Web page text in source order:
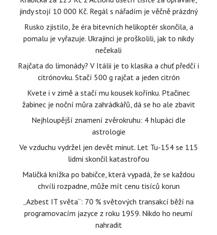
jindy stojí 10 000 Kč. Regál s nářadím je věčně prázdný
Rusko zjistilo, že éra bitevních helikoptér skončila, a
pomalu je vyřazuje. Ukrajinci je proškolili, jak to nikdy
nečekali
Rajčata do limonády? V Itálii je to klasika a chuť předčí i
citrónovku. Stačí 500 g rajčat a jeden citrón
Kvete i v zimě a stačí mu kousek kořínku. Ptačinec
žabinec je noční můra zahrádkářů, dá se ho ale zbavit
Nejhloupější znamení zvěrokruhu: 4 hlupáci dle
astrologie
Ve vzduchu vydržel jen devět minut. Let Tu-154 se 115
lidmi skončil katastrofou
Maličká knížka po babičce, která vypadá, že se každou
chvíli rozpadne, může mít cenu tisíců korun
„Azbest IT světa“: 70 % světových transakcí běží na
programovacím jazyce z roku 1959. Nikdo ho neumí
nahradit